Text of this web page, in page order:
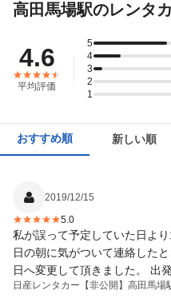
高田馬場駅のレンタ
4.6
平均評価
5
4
3
2
1
おすすめ順 新しい順
2019/12/15
5.0
私が誤って予定していた日よ
日の朝に気がついて連絡した
日へ変更して頂きました。 出
寧に説明頂き非常に好印象で
日産レンタカー 【非公開】高田馬場